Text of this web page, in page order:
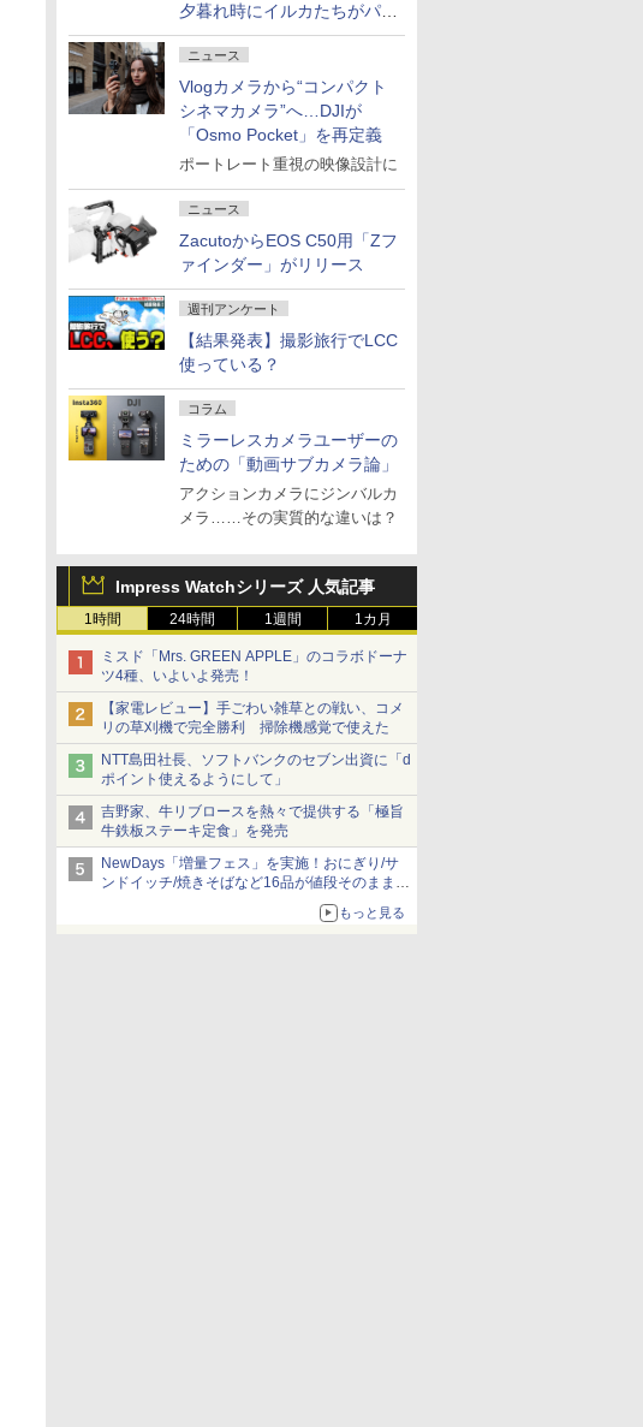
夕暮れ時にイルカたちがパフ
ォーマンスを繰り広げる
ニュース
Vlogカメラから“コンパクト
シネマカメラ”へ…DJIが
「Osmo Pocket」を再定義
ポートレート重視の映像設計に
ニュース
ZacutoからEOS C50用「Zフ
ァインダー」がリリース
週刊アンケート
【結果発表】撮影旅行でLCC
使っている？
コラム
ミラーレスカメラユーザーの
ための「動画サブカメラ論」
アクションカメラにジンバルカ
メラ……その実質的な違いは？
Impress Watchシリーズ 人気記事
1時間 24時間 1週間 1カ月
ミスド「Mrs. GREEN APPLE」のコラボドーナ
ツ4種、いよいよ発売！
【家電レビュー】手ごわい雑草との戦い、コメ
リの草刈機で完全勝利 掃除機感覚で使えた
NTT島田社長、ソフトバンクのセブン出資に「d
ポイント使えるようにして」
吉野家、牛リブロースを熱々で提供する「極旨
牛鉄板ステーキ定食」を発売
NewDays「増量フェス」を実施！おにぎり/サ
ンドイッチ/焼きそばなど16品が値段そのままで
もっと見る